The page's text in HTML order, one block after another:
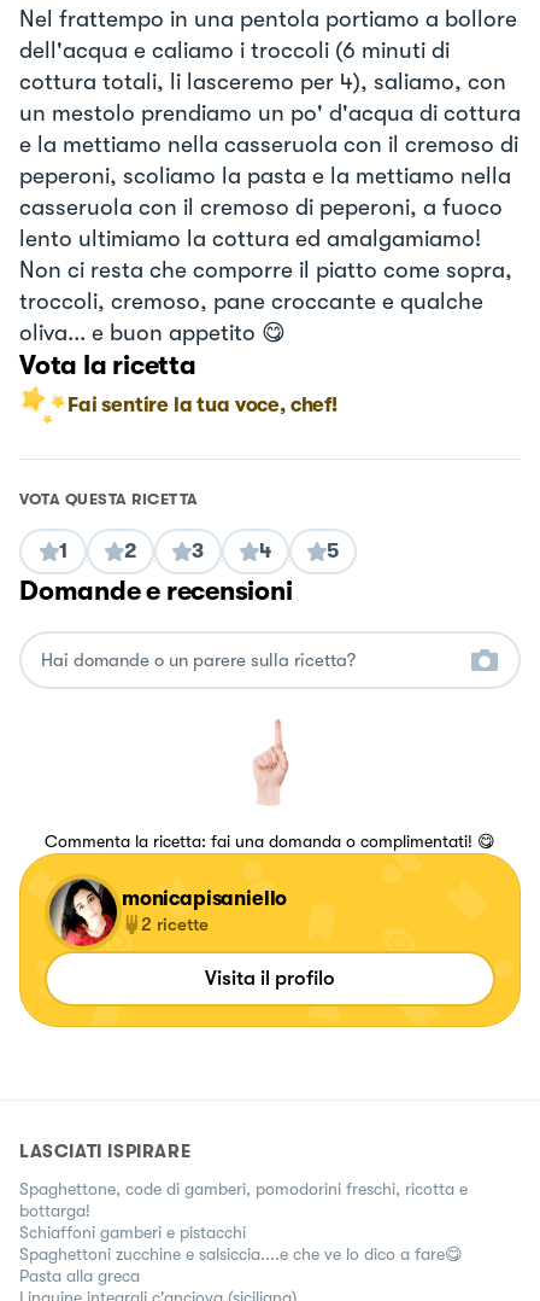
Nel frattempo in una pentola portiamo a bollore
dell'acqua e caliamo i troccoli (6 minuti di
cottura totali, li lasceremo per 4), saliamo, con
un mestolo prendiamo un po' d'acqua di cottura
e la mettiamo nella casseruola con il cremoso di
peperoni, scoliamo la pasta e la mettiamo nella
casseruola con il cremoso di peperoni, a fuoco
lento ultimiamo la cottura ed amalgamiamo!
Non ci resta che comporre il piatto come sopra,
troccoli, cremoso, pane croccante e qualche
oliva... e buon appetito 😋
Vota la ricetta
Fai sentire la tua voce, chef!
VOTA QUESTA RICETTA
1 2 3 4 5
Domande e recensioni
Commenta la ricetta: fai una domanda o complimentati! 😋
monicapisaniello
2 ricette
Visita il profilo
LASCIATI ISPIRARE
Spaghettone, code di gamberi, pomodorini freschi, ricotta e
bottarga!
Schiaffoni gamberi e pistacchi
Spaghettoni zucchine e salsiccia....e che ve lo dico a fare😋
Pasta alla greca